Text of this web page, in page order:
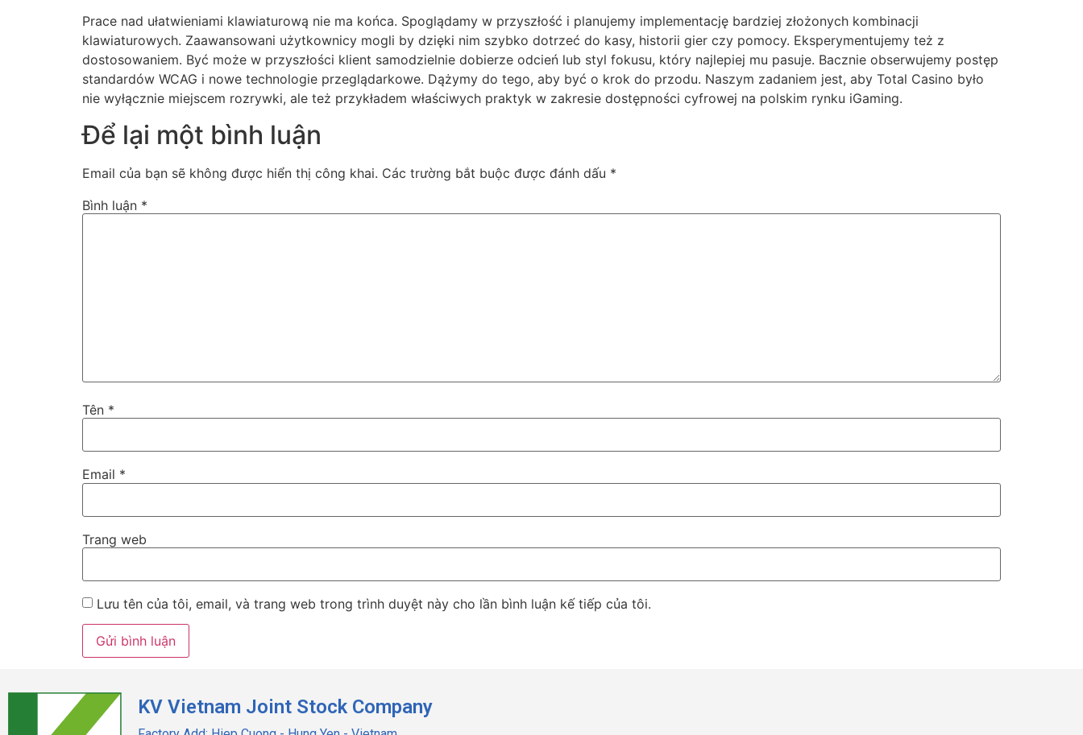
Prace nad ułatwieniami klawiaturową nie ma końca. Spoglądamy w przyszłość i planujemy implementację bardziej złożonych kombinacji
klawiaturowych. Zaawansowani użytkownicy mogli by dzięki nim szybko dotrzeć do kasy, historii gier czy pomocy. Eksperymentujemy też z
dostosowaniem. Być może w przyszłości klient samodzielnie dobierze odcień lub styl fokusu, który najlepiej mu pasuje. Bacznie obserwujemy postęp
standardów WCAG i nowe technologie przeglądarkowe. Dążymy do tego, aby być o krok do przodu. Naszym zadaniem jest, aby Total Casino było
nie wyłącznie miejscem rozrywki, ale też przykładem właściwych praktyk w zakresie dostępności cyfrowej na polskim rynku iGaming.
Để lại một bình luận
Email của bạn sẽ không được hiển thị công khai. Các trường bắt buộc được đánh dấu *
Bình luận *
Tên *
Email *
Trang web
Lưu tên của tôi, email, và trang web trong trình duyệt này cho lần bình luận kế tiếp của tôi.
KV Vietnam Joint Stock Company